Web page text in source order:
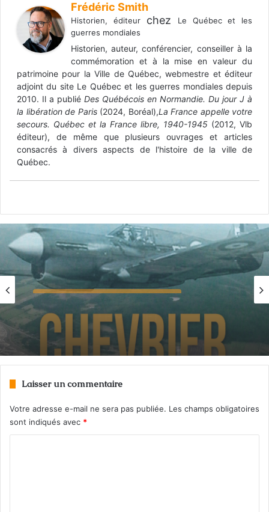
Frédéric Smith
Historien, éditeurchez
Le Québec et les
guerres mondiales
Historien, auteur, conférencier, conseiller à la
commémoration et à la mise en valeur du
patrimoine pour la Ville de Québec, webmestre et éditeur
adjoint du site Le Québec et les guerres mondiales depuis
2010. Il a publié Des Québécois en Normandie. Du jour J à
la libération de Paris (2024, Boréal),La France appelle votre
secours. Québec et la France libre, 1940-1945 (2012, Vlb
éditeur), de même que plusieurs ouvrages et articles
consacrés à divers aspects de l'histoire de la ville de
Québec.
39-45 : Biographies et témoignages
novembre 24, 2025
Jacques Chevrier : un héros québécois
Laisser un commentaire
Votre adresse e-mail ne sera pas publiée. Les champs obligatoires
sont indiqués avec *